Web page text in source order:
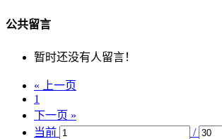
公共留言
暂时还没有人留言！
« 上一页
1
下一页 »
当前
/